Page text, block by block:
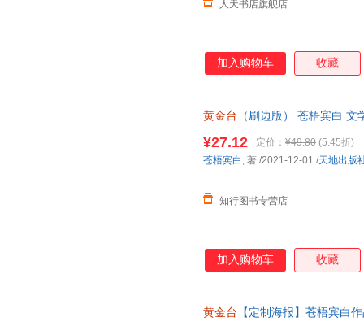
人天书店旗舰店
加入购物车 收藏
黄金台 （刷边版） 苍梧宾白
¥27.12 定价： ¥49.80 (5.45折)
知行图书专营店
苍梧宾白 , 著 /2021-12-01 /天地出版
加入购物车 收藏
黄金台 【定制海报】苍梧宾白